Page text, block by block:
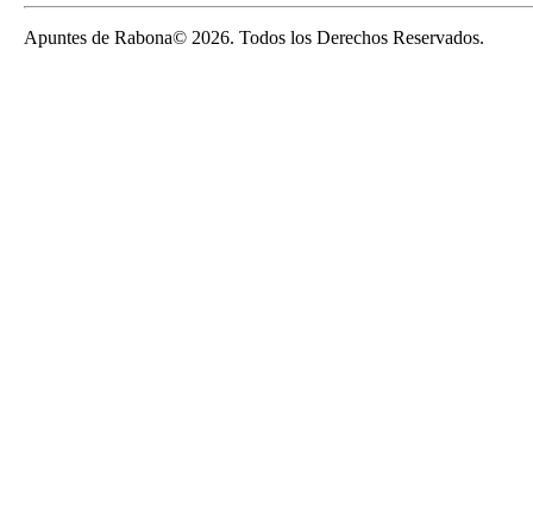
Apuntes de Rabona© 2026. Todos los Derechos Reservados.